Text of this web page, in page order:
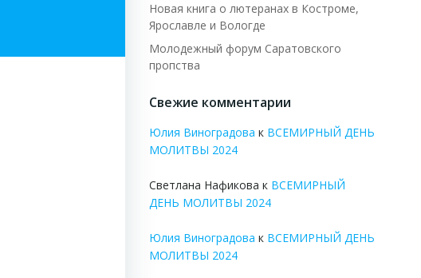
Новая книга о лютеранах в Костроме,
Ярославле и Вологде
Молодежный форум Саратовского
пропства
Свежие комментарии
Юлия Виноградова к ВСЕМИРНЫЙ ДЕНЬ
МОЛИТВЫ 2024
Светлана Нафикова к ВСЕМИРНЫЙ
ДЕНЬ МОЛИТВЫ 2024
Юлия Виноградова к ВСЕМИРНЫЙ ДЕНЬ
МОЛИТВЫ 2024